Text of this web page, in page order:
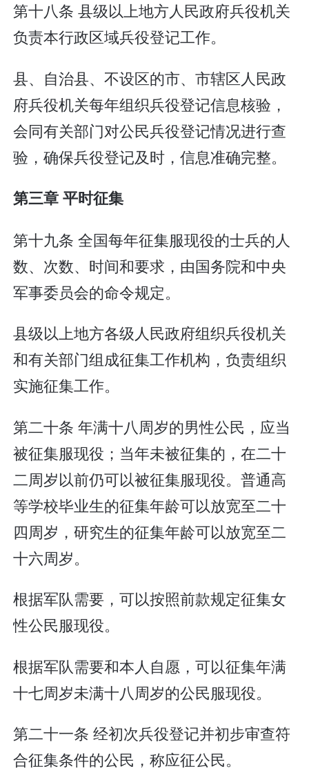
第十八条 县级以上地方人民政府兵役机关
负责本行政区域兵役登记工作。
县、自治县、不设区的市、市辖区人民政
府兵役机关每年组织兵役登记信息核验，
会同有关部门对公民兵役登记情况进行查
验，确保兵役登记及时，信息准确完整。
第三章 平时征集
第十九条 全国每年征集服现役的士兵的人
数、次数、时间和要求，由国务院和中央
军事委员会的命令规定。
县级以上地方各级人民政府组织兵役机关
和有关部门组成征集工作机构，负责组织
实施征集工作。
第二十条 年满十八周岁的男性公民，应当
被征集服现役；当年未被征集的，在二十
二周岁以前仍可以被征集服现役。普通高
等学校毕业生的征集年龄可以放宽至二十
四周岁，研究生的征集年龄可以放宽至二
十六周岁。
根据军队需要，可以按照前款规定征集女
性公民服现役。
根据军队需要和本人自愿，可以征集年满
十七周岁未满十八周岁的公民服现役。
第二十一条 经初次兵役登记并初步审查符
合征集条件的公民，称应征公民。